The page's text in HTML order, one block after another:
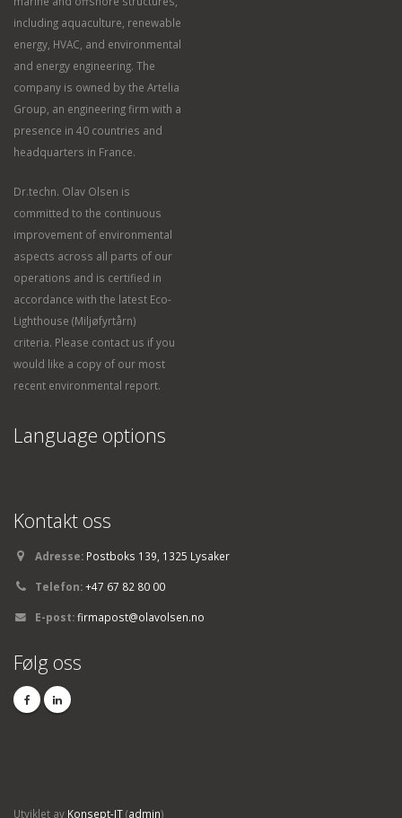
including aquaculture, renewable
energy, HVAC, and environmental
and energy engineering. The
company is owned by the Artelia
Group, an engineering firm with a
presence in 40 countries and
headquarters in France.
Dr.techn. Olav Olsen is
committed to the continuous
improvement of environmental
aspects across all parts of our
operations and is certified in
accordance with the latest Eco-
Lighthouse (Miljøfyrtårn)
criteria. Please contact us if you
would like a copy of our most
recent environmental report.
Language options
Kontakt oss
Adresse: Postboks 139, 1325 Lysaker
Telefon:+47 67 82 80 00
E-post:firmapost@olavolsen.no
Følg oss
Utviklet av Konsept-IT(admin)